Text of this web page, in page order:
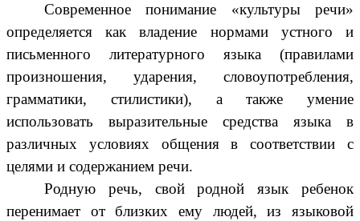
Современное понимание «культуры речи»
определяется как владение нормами устного и
письменного литературного языка (правилами
произношения, ударения, словоупотребления,
грамматики, стилистики), а также умение
использовать выразительные средства языка в
различных условиях общения в соответствии с
целями и содержанием речи.
Родную речь, свой родной язык ребенок
перенимает от близких ему людей, из языковой